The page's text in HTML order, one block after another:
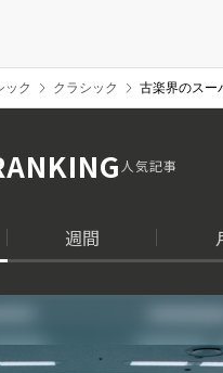
ック クラシック 古楽界のスー
人気記事
週間